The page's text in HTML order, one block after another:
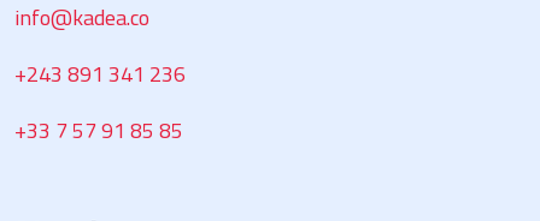
info@kadea.co
+243 891 341 236
+33 7 57 91 85 85